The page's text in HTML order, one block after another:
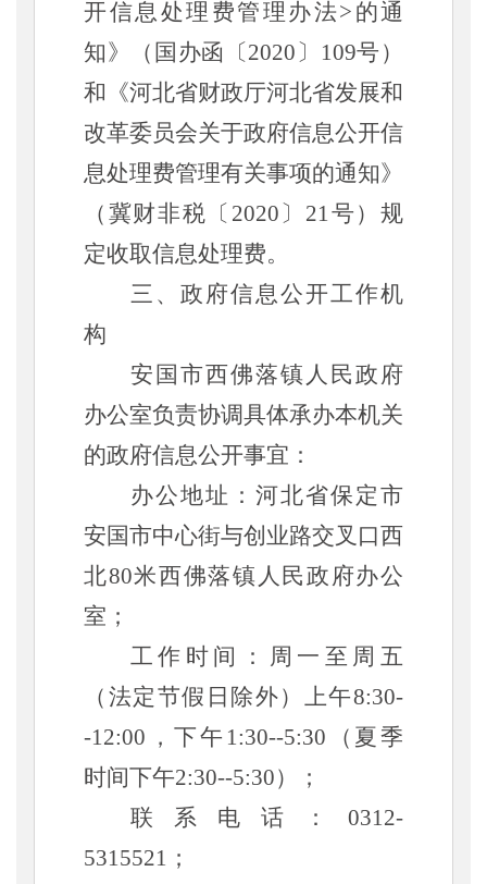
开信息处理费管理办法>的通
知》（国办函〔2020〕109号）
和《河北省财政厅河北省发展和
改革委员会关于政府信息公开信
息处理费管理有关事项的通知》
（冀财非税〔2020〕21号）规
定收取信息处理费。
三、政府信息公开工作机
构
安国 市西佛落镇 人民政府
办公室负责协调具体承办本机关
的政府信息公开事宜：
办公地址：河北省保定市
安国市中心街与创业路交叉口西
北80米西佛落镇人民政府办公
室；
工作时间：周一至周五
（法定节假日除外）上午8:30-
-12:00，下午1:30--5:30（夏季
时间下午2:30--5:30）；
联系电话： 0312-
5315521；